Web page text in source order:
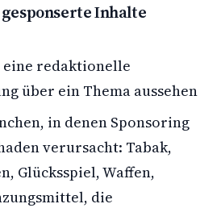
Inhalte
redaktionelle
über ein Thema aussehen
in denen Sponsoring
verursacht: Tabak,
Glücksspiel, Waffen,
die